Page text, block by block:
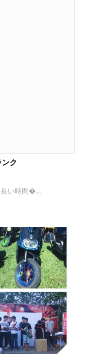
ク
長い時間�…